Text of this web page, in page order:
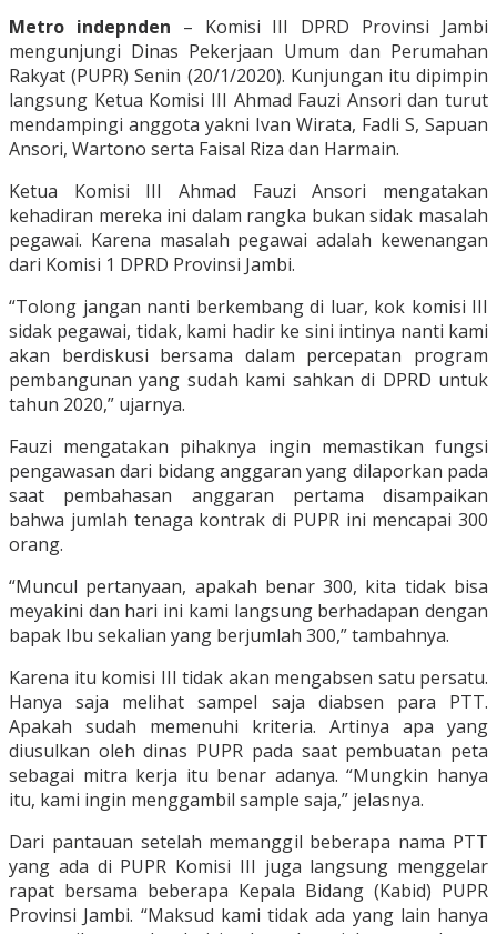
Metro indepnden – Komisi III DPRD Provinsi Jambi
mengunjungi Dinas Pekerjaan Umum dan Perumahan
Rakyat (PUPR) Senin (20/1/2020). Kunjungan itu dipimpin
langsung Ketua Komisi III Ahmad Fauzi Ansori dan turut
mendampingi anggota yakni Ivan Wirata, Fadli S, Sapuan
Ansori, Wartono serta Faisal Riza dan Harmain.
Ketua Komisi III Ahmad Fauzi Ansori mengatakan
kehadiran mereka ini dalam rangka bukan sidak masalah
pegawai. Karena masalah pegawai adalah kewenangan
dari Komisi 1 DPRD Provinsi Jambi.
“Tolong jangan nanti berkembang di luar, kok komisi III
sidak pegawai, tidak, kami hadir ke sini intinya nanti kami
akan berdiskusi bersama dalam percepatan program
pembangunan yang sudah kami sahkan di DPRD untuk
tahun 2020,” ujarnya.
Fauzi mengatakan pihaknya ingin memastikan fungsi
pengawasan dari bidang anggaran yang dilaporkan pada
saat pembahasan anggaran pertama disampaikan
bahwa jumlah tenaga kontrak di PUPR ini mencapai 300
orang.
“Muncul pertanyaan, apakah benar 300, kita tidak bisa
meyakini dan hari ini kami langsung berhadapan dengan
bapak Ibu sekalian yang berjumlah 300,” tambahnya.
Karena itu komisi III tidak akan mengabsen satu persatu.
Hanya saja melihat sampel saja diabsen para PTT.
Apakah sudah memenuhi kriteria. Artinya apa yang
diusulkan oleh dinas PUPR pada saat pembuatan peta
sebagai mitra kerja itu benar adanya. “Mungkin hanya
itu, kami ingin menggambil sample saja,” jelasnya.
Dari pantauan setelah memanggil beberapa nama PTT
yang ada di PUPR Komisi III juga langsung menggelar
rapat bersama beberapa Kepala Bidang (Kabid) PUPR
Provinsi Jambi. “Maksud kami tidak ada yang lain hanya